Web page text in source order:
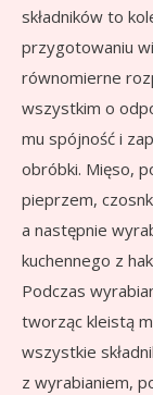
składników to
przygotowaniu
równomierne
wszystkim o
mu spójność i
obróbki. Mięso,
pieprzem,
a następnie
kuchennego z
Podczas
tworząc kleistą
wszystkie
z wyrabianiem,